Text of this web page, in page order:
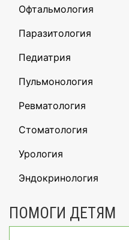
Офтальмология
Паразитология
Педиатрия
Пульмонология
Ревматология
Стоматология
Урология
Эндокринология
ПОМОГИ ДЕТЯМ